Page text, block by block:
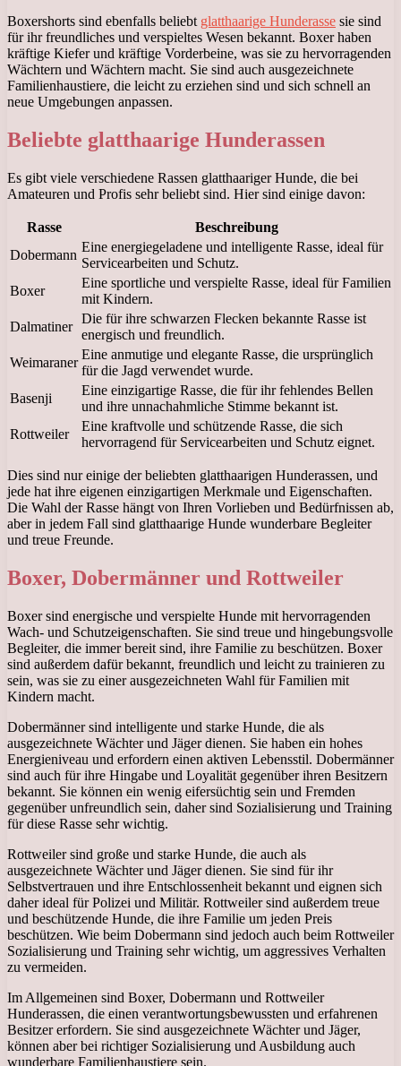
Boxershorts sind ebenfalls beliebt glatthaarige Hunderasse sie sind
für ihr freundliches und verspieltes Wesen bekannt. Boxer haben
kräftige Kiefer und kräftige Vorderbeine, was sie zu hervorragenden
Wächtern und Wächtern macht. Sie sind auch ausgezeichnete
Familienhaustiere, die leicht zu erziehen sind und sich schnell an
neue Umgebungen anpassen.
Beliebte glatthaarige Hunderassen
Es gibt viele verschiedene Rassen glatthaariger Hunde, die bei
Amateuren und Profis sehr beliebt sind. Hier sind einige davon:
Rasse
Beschreibung
Dobermann
Eine energiegeladene und intelligente Rasse, ideal für
Servicearbeiten und Schutz.
Boxer
Eine sportliche und verspielte Rasse, ideal für Familien
mit Kindern.
Dalmatiner
Die für ihre schwarzen Flecken bekannte Rasse ist
energisch und freundlich.
Weimaraner
Eine anmutige und elegante Rasse, die ursprünglich
für die Jagd verwendet wurde.
Basenji
Eine einzigartige Rasse, die für ihr fehlendes Bellen
und ihre unnachahmliche Stimme bekannt ist.
Rottweiler
Eine kraftvolle und schützende Rasse, die sich
hervorragend für Servicearbeiten und Schutz eignet.
Dies sind nur einige der beliebten glatthaarigen Hunderassen, und
jede hat ihre eigenen einzigartigen Merkmale und Eigenschaften.
Die Wahl der Rasse hängt von Ihren Vorlieben und Bedürfnissen ab,
aber in jedem Fall sind glatthaarige Hunde wunderbare Begleiter
und treue Freunde.
Boxer, Dobermänner und Rottweiler
Boxer sind energische und verspielte Hunde mit hervorragenden
Wach- und Schutzeigenschaften. Sie sind treue und hingebungsvolle
Begleiter, die immer bereit sind, ihre Familie zu beschützen. Boxer
sind außerdem dafür bekannt, freundlich und leicht zu trainieren zu
sein, was sie zu einer ausgezeichneten Wahl für Familien mit
Kindern macht.
Dobermänner sind intelligente und starke Hunde, die als
ausgezeichnete Wächter und Jäger dienen. Sie haben ein hohes
Energieniveau und erfordern einen aktiven Lebensstil. Dobermänner
sind auch für ihre Hingabe und Loyalität gegenüber ihren Besitzern
bekannt. Sie können ein wenig eifersüchtig sein und Fremden
gegenüber unfreundlich sein, daher sind Sozialisierung und Training
für diese Rasse sehr wichtig.
Rottweiler sind große und starke Hunde, die auch als
ausgezeichnete Wächter und Jäger dienen. Sie sind für ihr
Selbstvertrauen und ihre Entschlossenheit bekannt und eignen sich
daher ideal für Polizei und Militär. Rottweiler sind außerdem treue
und beschützende Hunde, die ihre Familie um jeden Preis
beschützen. Wie beim Dobermann sind jedoch auch beim Rottweiler
Sozialisierung und Training sehr wichtig, um aggressives Verhalten
zu vermeiden.
Im Allgemeinen sind Boxer, Dobermann und Rottweiler
Hunderassen, die einen verantwortungsbewussten und erfahrenen
Besitzer erfordern. Sie sind ausgezeichnete Wächter und Jäger,
können aber bei richtiger Sozialisierung und Ausbildung auch
wunderbare Familienhaustiere sein.